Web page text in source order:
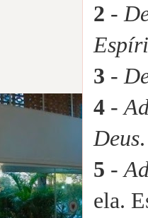
2 -
3 -
4 -
Deus
5 -
ela.